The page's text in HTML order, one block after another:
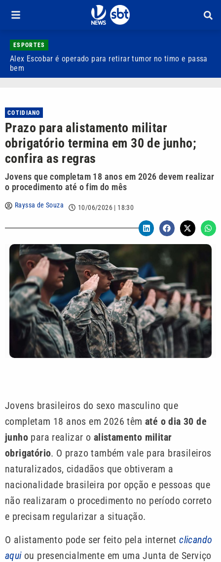
ESPORTES
Alex Escobar é operado para retirar tumor no timo e passa
bem
COTIDIANO
Prazo para alistamento militar
obrigatório termina em 30 de junho;
confira as regras
Jovens que completam 18 anos em 2026 devem realizar
o procedimento até o fim do mês
Rayssa de Souza 10/06/2026 | 18:30
Jovens brasileiros do sexo masculino que
completam 18 anos em 2026 têm até o dia 30 de
junho para realizar o alistamento militar
obrigatório. O prazo também vale para brasileiros
naturalizados, cidadãos que obtiveram a
nacionalidade brasileira por opção e pessoas que
não realizaram o procedimento no período correto
e precisam regularizar a situação.
O alistamento pode ser feito pela internetclicando
aquiou presencialmente em uma Junta de Serviço